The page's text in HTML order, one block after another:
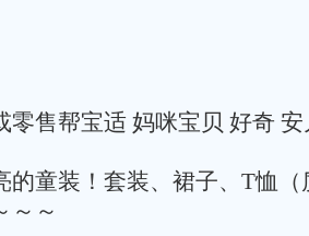
零售帮宝适 妈咪宝贝 好奇
的童装！套装、裙子、T恤
～～